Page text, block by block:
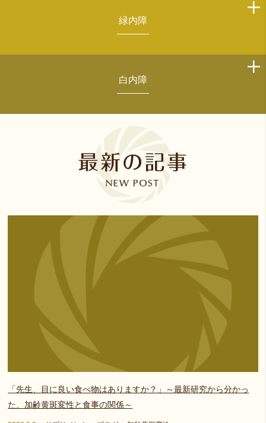
緑内障
白内障
「先生、目に良い食べ物はありますか？」～最新研究から分かっ
た、加齢黄斑変性と食事の関係～